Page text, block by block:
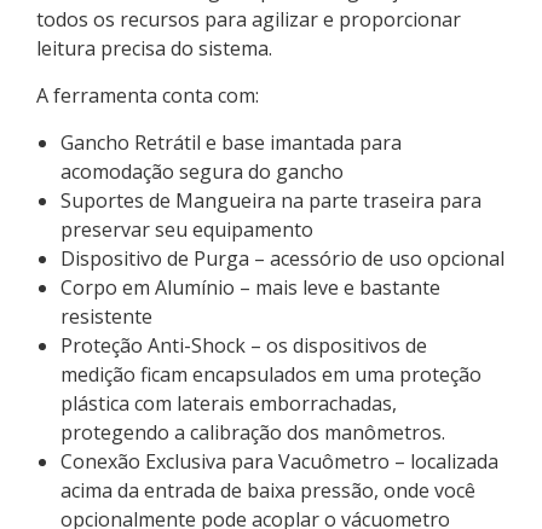
todos os recursos para agilizar e proporcionar
leitura precisa do sistema.
A ferramenta conta com:
Gancho Retrátil e base imantada para
acomodação segura do gancho
Suportes de Mangueira na parte traseira para
preservar seu equipamento
Dispositivo de Purga – acessório de uso opcional
Corpo em Alumínio – mais leve e bastante
resistente
Proteção Anti-Shock – os dispositivos de
medição ficam encapsulados em uma proteção
plástica com laterais emborrachadas,
protegendo a calibração dos manômetros.
Conexão Exclusiva para Vacuômetro – localizada
acima da entrada de baixa pressão, onde você
opcionalmente pode acoplar o vácuometro